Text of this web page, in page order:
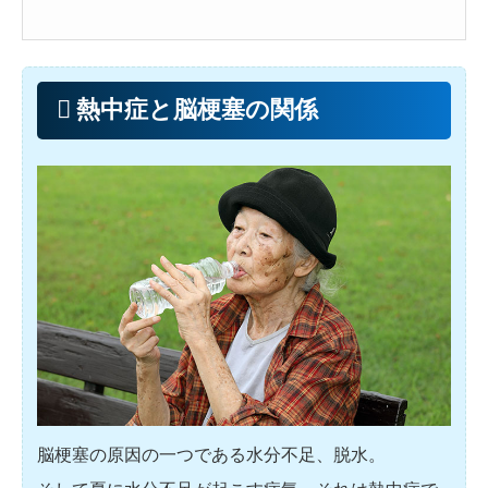
前の周王朝時代から、宮廷では疾医（内
熱中症と脳梗塞の関係
脳梗塞の原因の一つである水分不足、脱水。